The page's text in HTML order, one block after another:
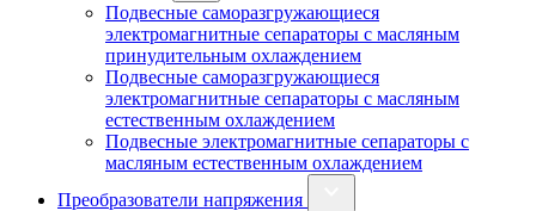
Подвесные саморазгружающиеся
электромагнитные сепараторы с масляным
принудительным охлаждением
Подвесные саморазгружающиеся
электромагнитные сепараторы с масляным
естественным охлаждением
Подвесные электромагнитные сепараторы с
масляным естественным охлаждением
Преобразователи напряжения